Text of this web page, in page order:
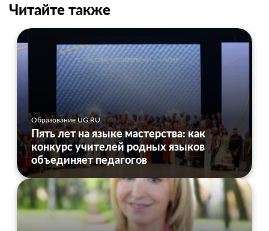
Читайте также
Образование UG.RU
Пять лет на языке мастерства: как
конкурс учителей родных языков
объединяет педагогов